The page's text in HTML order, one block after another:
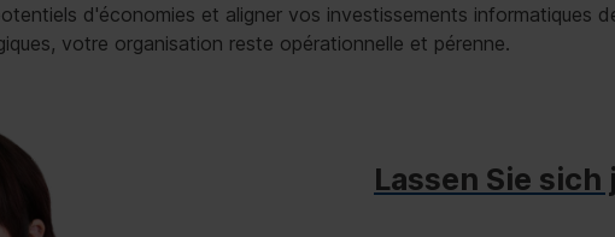
d'économies et aligner vos investissements informatiques
votre organisation reste opérationnelle et pérenne.
Lassen Sie